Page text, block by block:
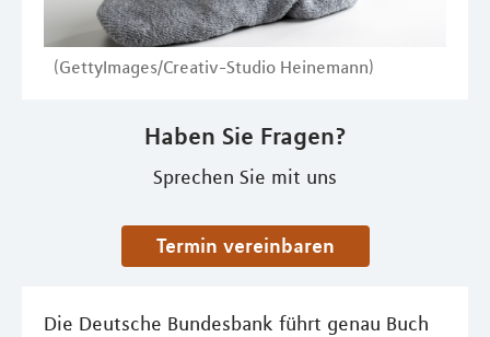
(GettyImages/Creativ-Studio Heinemann)
Haben Sie Fragen?
Sprechen Sie mit uns
Termin vereinbaren
Die Deutsche Bundesbank führt genau Buch